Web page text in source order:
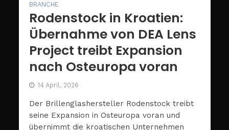
BRANCHE
Rodenstock in Kroatien:
Übernahme von DEA Lens
Project treibt Expansion
nach Osteuropa voran
14 April, 2026
Der Brillenglashersteller Rodenstock treibt
seine Expansion in Osteuropa voran und
übernimmt die kroatischen Unternehmen